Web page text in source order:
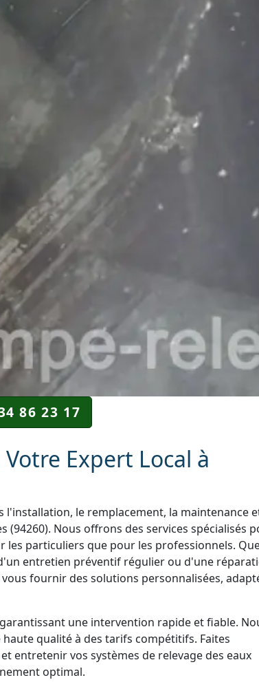
86 23 17
Expert Local à
l'installation, le remplacement, la maintenance
(94260). Nous offrons des services spécialisés
les particuliers que pour les professionnels.
entretien préventif régulier ou d'une
fournir des solutions personnalisées,
une intervention rapide et fiable.
qualité à des tarifs compétitifs. Faites
entretenir vos systèmes de relevage des eaux
optimal.